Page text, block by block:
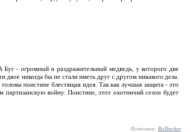
- огромный и раздражительный медведь, у которого две
никогда бы не стали иметь друг с другом никакого дела.
поистине блестящая идея. Так как лучшая защита - это
войну. Поистине, этот охотничий сезон будет
Источник: RuTracker